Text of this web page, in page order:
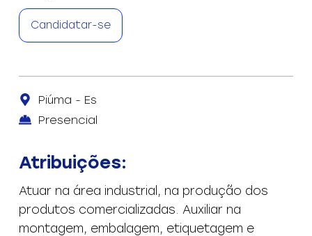
Candidatar-se
Piúma - Es
Presencial
Atribuições:
Atuar na área industrial, na produção dos
produtos comercializadas. Auxiliar na
montagem, embalagem, etiquetagem e